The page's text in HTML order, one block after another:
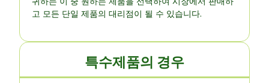
고 모든 단일 제품의 대리점이 될 수 있습니다.
특수제품의 경우